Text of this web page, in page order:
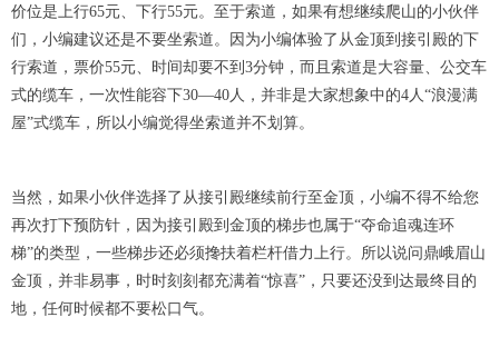
价位是上行65元、下行55元。至于索道，如果有想继续爬山的小伙伴
们，小编建议还是不要坐索道。因为小编体验了从金顶到接引殿的下
行索道，票价55元、时间却要不到3分钟，而且索道是大容量、公交车
式的缆车，一次性能容下30—40人，并非是大家想象中的4人“浪漫满
屋”式缆车，所以小编觉得坐索道并不划算。
当然，如果小伙伴选择了从接引殿继续前行至金顶，小编不得不给您
再次打下预防针，因为接引殿到金顶的梯步也属于“夺命追魂连环
梯”的类型，一些梯步还必须搀扶着栏杆借力上行。所以说问鼎峨眉山
金顶，并非易事，时时刻刻都充满着“惊喜”，只要还没到达最终目的
地，任何时候都不要松口气。